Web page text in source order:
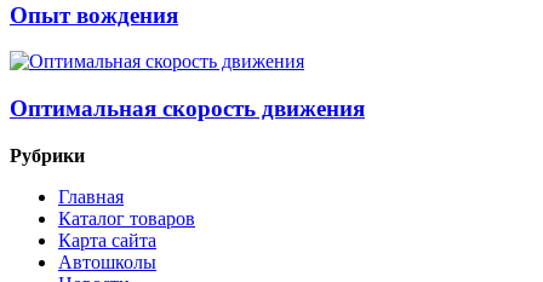
Опыт вождения
Оптимальная скорость движения
Рубрики
Главная
Каталог товаров
Карта сайта
Автошколы